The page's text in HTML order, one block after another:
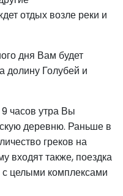
отдых возле реки и
дня Вам будет
долину Голубей и
часов утра Вы
деревню. Раньше в
греков на
входят также, поездка
целыми комплексами